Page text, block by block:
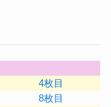
4枚目
8枚目